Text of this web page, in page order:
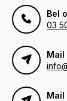
Bel
03
Mail
Mail